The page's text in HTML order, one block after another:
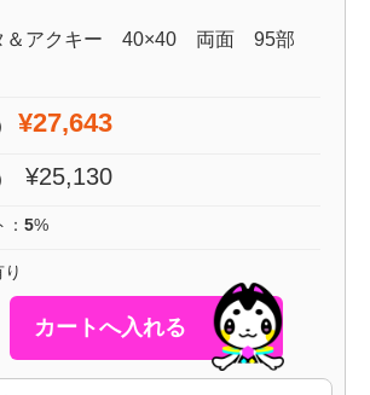
タ＆アクキー 40×40 両面 95部
¥27,643
¥25,130
5%